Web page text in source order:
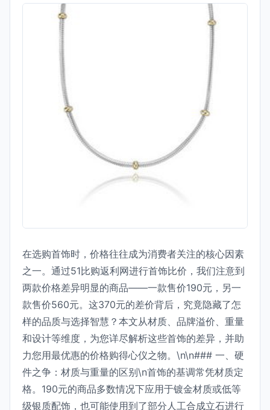
在选购首饰时，价格往往成为消费者关注的核心因素
之一。通过51比购返利网进行首饰比价，我们注意到
两款价格差异明显的商品——一款售价190元，另一
款售价560元。这370元的差价背后，究竟隐藏了怎
样的品质与选择智慧？本文从材质、品牌溢价、重量
和设计等维度，为您详尽解析这些首饰的差异，并助
力您用最优惠的价格购得心仪之物。\n\n### 一、硬
件之争：材质与重量的区别\n首饰的基调常凭材质定
格。190元的商品多数情况下应用于镀金材质或低等
级银质配饰，也可能使用到了部分人工合成立石进行